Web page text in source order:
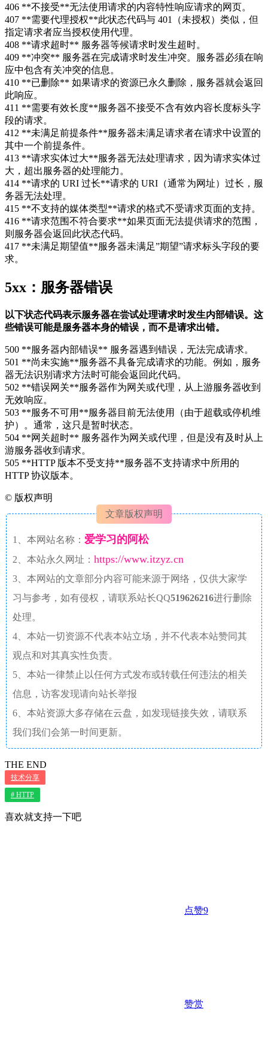
406 **不接受**无法使用请求的内容特性响应请求的网页。
407 **需要代理授权**此状态代码与 401（未授权）类似，但
指定请求者应当授权使用代理。
408 **请求超时** 服务器等候请求时发生超时。
409 **冲突** 服务器在完成请求时发生冲突。服务器必须在响
应中包含有关冲突的信息。
410 **已删除** 如果请求的资源已永久删除，服务器就会返回
此响应。
411 **需要有效长度**服务器不接受不含有效内容长度标头字
段的请求。
412 **未满足前提条件**服务器未满足请求者在请求中设置的
其中一个前提条件。
413 **请求实体过大**服务器无法处理请求，因为请求实体过
大，超出服务器的处理能力。
414 **请求的 URI 过长**请求的 URI（通常为网址）过长，服
务器无法处理。
415 **不支持的媒体类型**请求的格式不受请求页面的支持。
416 **请求范围不符合要求**如果页面无法提供请求的范围，
则服务器会返回此状态代码。
417 **未满足期望值**服务器未满足”期望”请求标头字段的要
求。
5xx：服务器错误
以下状态代码表示服务器在尝试处理请求时发生内部错误。这
些错误可能是服务器本身的错误，而不是请求出错。
500 **服务器内部错误** 服务器遇到错误，无法完成请求。
501 **尚未实施**服务器不具备完成请求的功能。例如，服务
器无法识别请求方法时可能会返回此代码。
502 **错误网关**服务器作为网关或代理，从上游服务器收到
无效响应。
503 **服务不可用**服务器目前无法使用（由于超载或停机维
护）。通常，这只是暂时状态。
504 **网关超时** 服务器作为网关或代理，但是没有及时从上
游服务器收到请求。
505 **HTTP 版本不受支持**服务器不支持请求中所用的
HTTP 协议版本。
© 版权声明
文章版权声明
1、本网站名称： 爱学习的阿松
2、本站永久网址： https://www.itzyz.cn
3、本网站的文章部分内容可能来源于网络，仅供大家学
习与参考，如有侵权，请联系站长QQ519626216进行删除
处理。
4、本站一切资源不代表本站立场，并不代表本站赞同其
观点和对其真实性负责。
5、本站一律禁止以任何方式发布或转载任何违法的相关
信息，访客发现请向站长举报
6、本站资源大多存储在云盘，如发现链接失效，请联系
我们我们会第一时间更新。
THE END
技术分享
# HTTP
喜欢就支持一下吧
点赞9
赞赏